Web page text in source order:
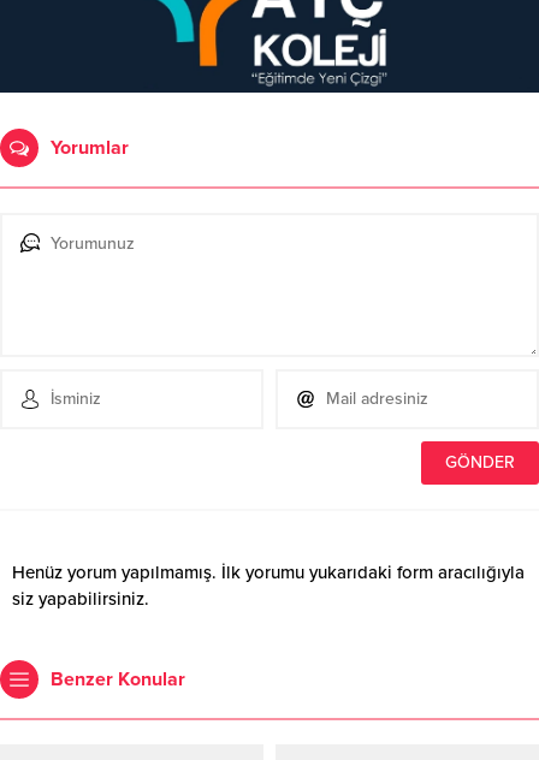
Yorumlar
Henüz yorum yapılmamış. İlk yorumu yukarıdaki form aracılığıyla
siz yapabilirsiniz.
Benzer Konular